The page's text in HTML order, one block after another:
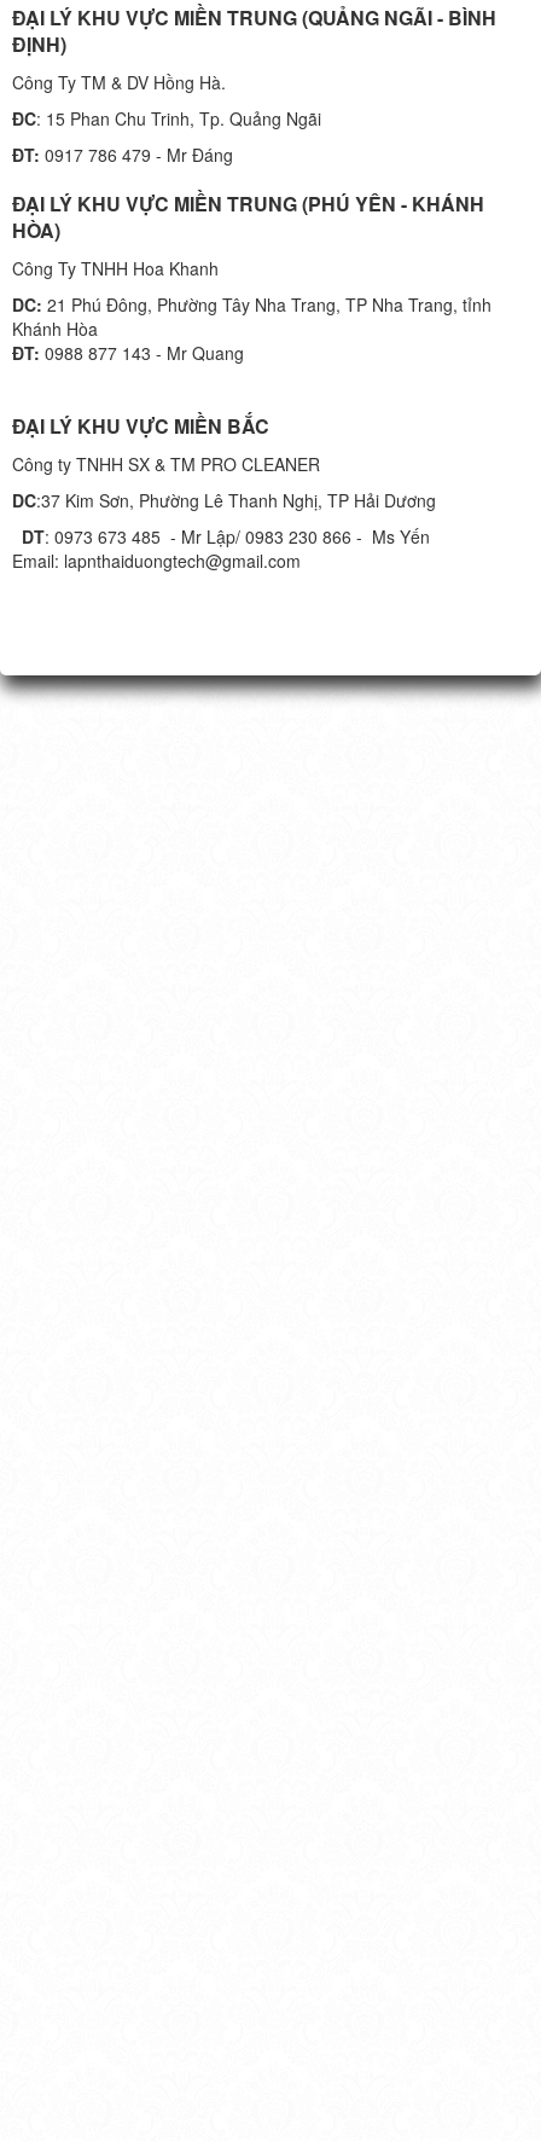
ĐẠI LÝ KHU VỰC MIỀN TRUNG (QUẢNG NGÃI - BÌNH
ĐỊNH)
Công Ty TM & DV Hồng Hà.
ĐC: 15 Phan Chu Trinh, Tp. Quảng Ngãi
ĐT: 0917 786 479 - Mr Đáng
ĐẠI LÝ KHU VỰC MIỀN TRUNG (PHÚ YÊN - KHÁNH
HÒA)
Công Ty TNHH Hoa Khanh
DC: 21 Phú Đông, Phường Tây Nha Trang, TP Nha Trang, tỉnh
Khánh Hòa
ĐT: 0988 877 143 - Mr Quang
ĐẠI LÝ KHU VỰC MIỀN BẮC
Công ty TNHH SX & TM PRO CLEANER
DC:37 Kim Sơn, Phường Lê Thanh Nghị, TP Hải Dương
DT: 0973 673 485 - Mr Lập/ 0983 230 866 - Ms Yến
Email: lapnthaiduongtech@gmail.com